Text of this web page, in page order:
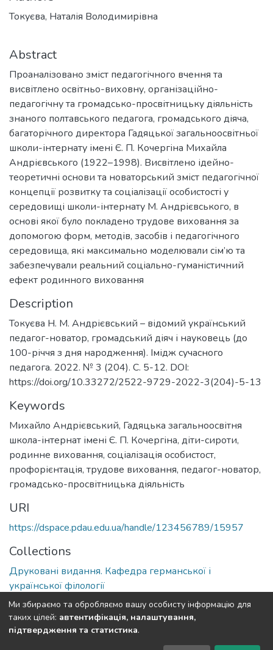
Токуєва, Наталія Володимирівна
Abstract
Проаналізовано зміст педагогічного вчення та
висвітлено освітньо-виховну, організаційно-
педагогічну та громадсько-просвітницьку діяльність
знаного полтавського педагога, громадського діяча,
багаторічного директора Гадяцької загальноосвітньої
школи-інтернату імені Є. П. Кочергіна Михайла
Андрієвського (1922–1998). Висвітлено ідейно-
теоретичні основи та новаторський зміст педагогічної
концепції розвитку та соціалізації особистості у
середовищі школи-інтернату М. Андрієвського, в
основі якої було покладено трудове виховання за
допомогою форм, методів, засобів і педагогічного
середовища, які максимально моделювали сім’ю та
забезпечували реальний соціально-гуманістичний
ефект родинного виховання
Description
Токуєва Н. М. Андрієвський – відомий український
педагог-новатор, громадський діяч і науковець (до
100-річчя з дня народження). Імідж сучасного
педагога. 2022. № 3 (204). С. 5-12. DOI:
https://doi.org/10.33272/2522-9729-2022-3(204)-5-13
Keywords
Михайло Андрієвський, Гадяцька загальноосвітня
школа-інтернат імені Є. П. Кочергіна, діти-сироти,
родинне виховання, соціалізація особистост,
профорієнтація, трудове виховання, педагог-новатор,
громадсько-просвітницька діяльність
URI
https://dspace.pdau.edu.ua/handle/123456789/15957
Collections
Друковані видання. Кафедра германської і
української філології
Full item page
Ми збираємо та обробляємо вашу особисту інформацію для
таких цілей: автентифікація, налаштування,
підтвердження та статистика.